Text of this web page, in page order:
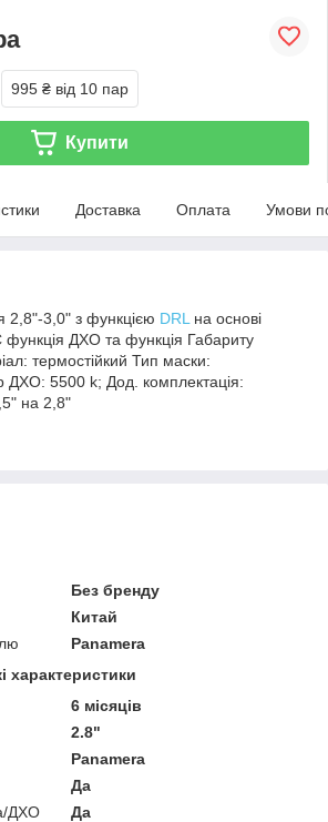
995 ₴ від 10 пар
Купити
Доставка Оплата Умови
2,8"-3,0" з функцією DRL на основі
функція ДХО та функція Габариту
термостійкий Тип маски:
ДХО: 5500 k; Дод. комплектація:
на 2,8"
Без бренду
Китай
Panamera
характеристики
6 місяців
2.8"
Panamera
Да
ДХО
Да